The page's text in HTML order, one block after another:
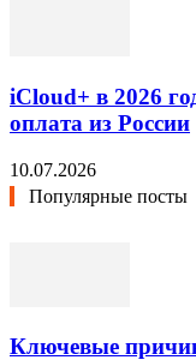
iCloud+ в 2026
оплата из России
10.07.2026
Популярные посты
Ключевые